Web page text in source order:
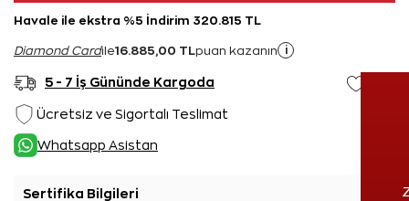
Havale ile ekstra %5 İndirim 320.815 TL
Diamond Cardile16.885,00 TL puan kazanın i
5 - 7 İş Gününde Kargoda
Ücretsiz ve Sigortalı Teslimat
Whatsapp Asistan
Sertifika Bilgileri